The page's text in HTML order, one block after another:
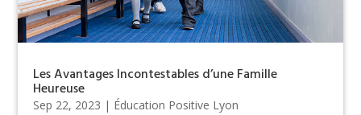
Les Avantages Incontestables d’une Famille
Heureuse
Sep 22, 2023 | Éducation Positive Lyon